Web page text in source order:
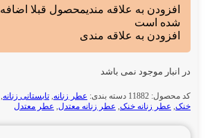
افزودن به علاقه مندیمحصول قبلا اضافه
شده است
افزودن به علاقه مندی
در انبار موجود نمی باشد
کد محصول: 11882 دسته بندی: عطر زنانه, تابستانی زنانه,
خنک, عطر زنانه خنک, عطر زنانه معتدل, عطر معتدل